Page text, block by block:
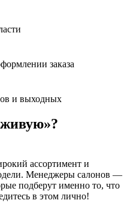
заказа
и выходных
ассортимент и
Менеджеры салонов —
подберут именно то, что
в этом лично!